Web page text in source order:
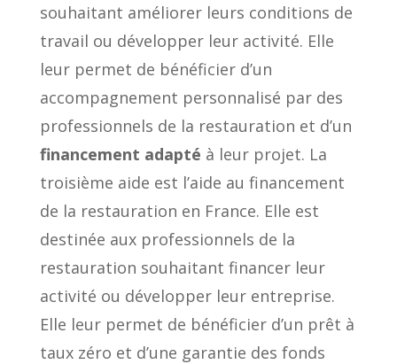
souhaitant améliorer leurs conditions de
travail ou développer leur activité. Elle
leur permet de bénéficier d’un
accompagnement personnalisé par des
professionnels de la restauration et d’un
financement adapté à leur projet. La
troisième aide est l’aide au financement
de la restauration en France. Elle est
destinée aux professionnels de la
restauration souhaitant financer leur
activité ou développer leur entreprise.
Elle leur permet de bénéficier d’un prêt à
taux zéro et d’une garantie des fonds